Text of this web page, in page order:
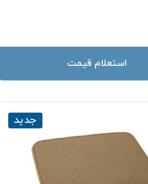
استعلام قیمت
جدید